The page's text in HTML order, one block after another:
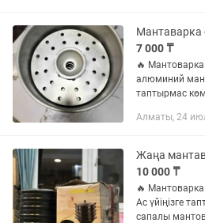
7 000 ₸
🔥 Мантоварка
алюминий
таптырмас
ыңғайлы 🍽️ Жақсы күйде, таза 2
Алматы, 24
Жаңа
10 000 ₸
🔥
Ас үйіңізге
сапалы